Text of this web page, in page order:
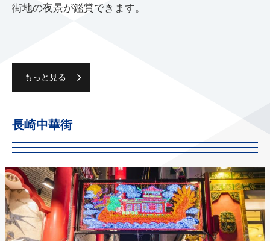
街地の夜景が鑑賞できます。
もっと見る
長崎中華街